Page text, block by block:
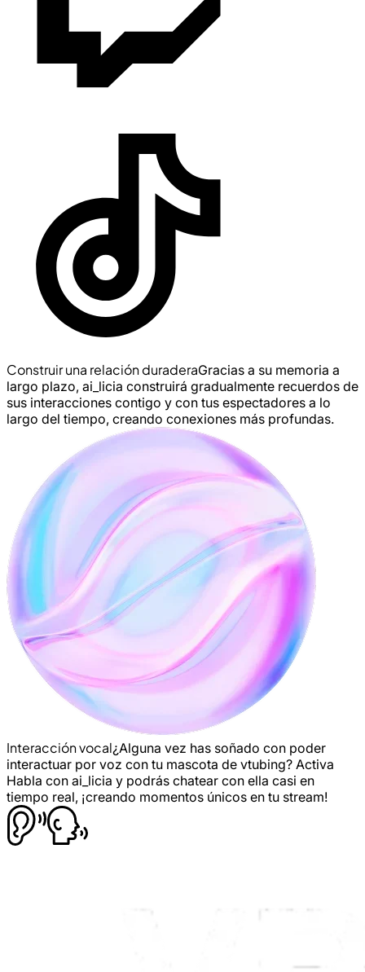
Construir una relación duraderaGracias a su memoria a
largo plazo, ai_licia construirá gradualmente recuerdos de
sus interacciones contigo y con tus espectadores a lo
largo del tiempo, creando conexiones más profundas.
Interacción vocal¿Alguna vez has soñado con poder
interactuar por voz con tu mascota de vtubing? Activa
Habla con ai_licia y podrás chatear con ella casi en
tiempo real, ¡creando momentos únicos en tu stream!